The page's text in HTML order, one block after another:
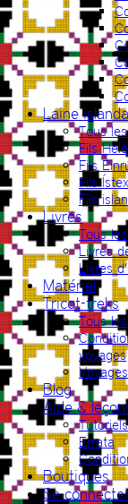
Laine
Tous
Fils
Fils
Fils Ístex
Fils
Livres
Tous
Livres
Livres
Matériel
Tricot-treks
Tous
voyages
Blog
Aide &
Errata
Boutiques
Se